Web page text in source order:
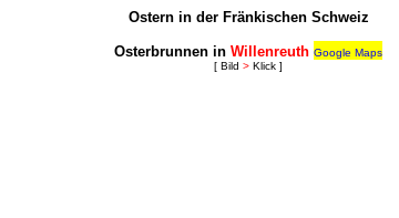
Ostern in der Fränkischen Schweiz
Osterbrunnen in Willenreuth Google Maps
[ Bild > Klick ]